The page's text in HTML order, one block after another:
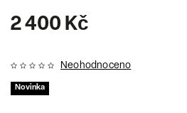
2 400 Kč
Novinka
Neohodnoceno